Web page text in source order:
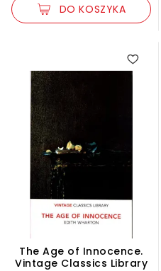
DO KOSZYKA
The Age of Innocence.
Vintage Classics Library